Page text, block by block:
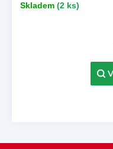
Skladem (2 ks)